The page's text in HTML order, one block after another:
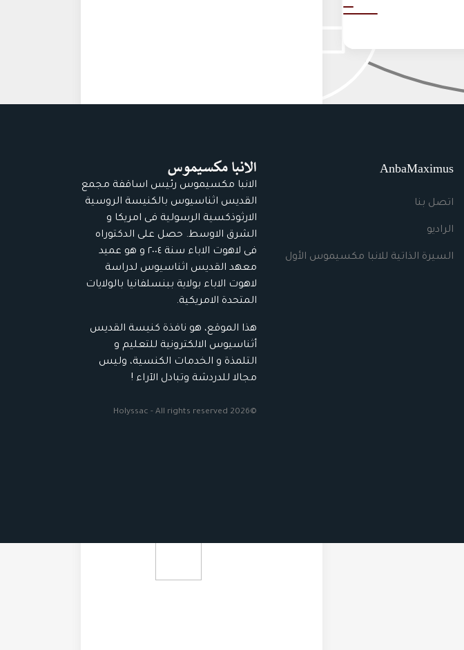
AnbaMaximus
اتصل بنا
الراديو
السيرة الذاتية للانبا مكسيموس الأول
الانبا مكسيموس رئيس اساقفة مجمع
القديس اثناسيوس بالكنيسة الروسية
الارثوذكسية الرسولية فى امريكا و
الشرق الاوسط. حصل على الدكتوراه
فى لاهوت الاباء سنة ٢٠٠٤ و هو عميد
معهد القديس اثناسيوس لدراسة
لاهوت الاباء بولاية ببنسلفانيا بالولايات
المتحدة الامريكية.
هذا الموقع، هو نافذة كنيسة القديس
أثناسيوس الالكترونية للتعليم و
التلمذة و الخدمات الكنسية، وليس
مجالا للدردشة وتبادل الآراء !
©2026 Holyssac - All rights reserved